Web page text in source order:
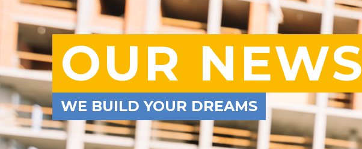
OUR NEWS
WE BUILD YOUR DREAMS